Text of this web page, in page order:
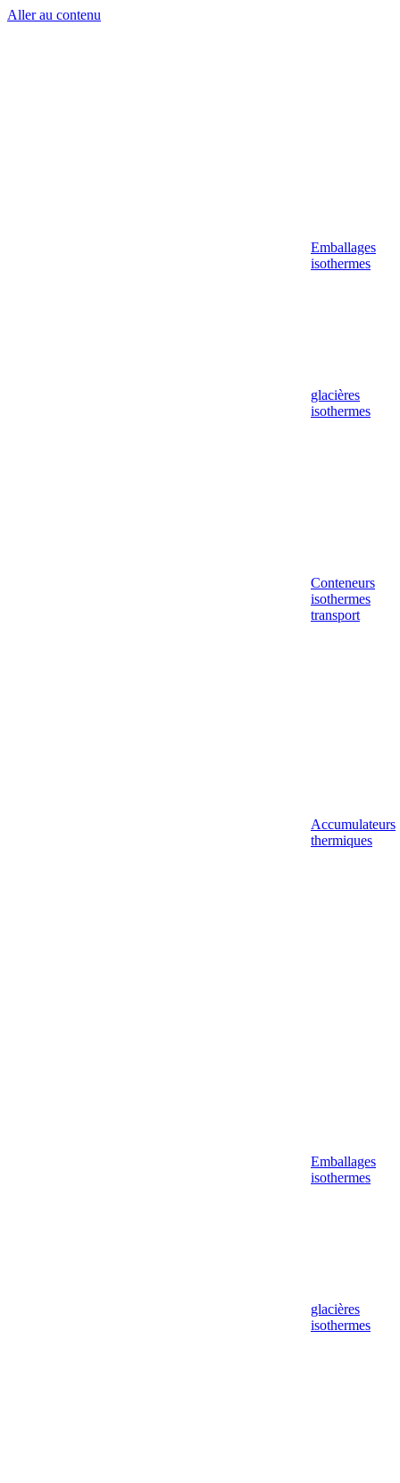
Aller au contenu
Emballages
isothermes
glacières
isothermes
Conteneurs
isothermes
transport
Accumulateurs
thermiques
Emballages
isothermes
glacières
isothermes